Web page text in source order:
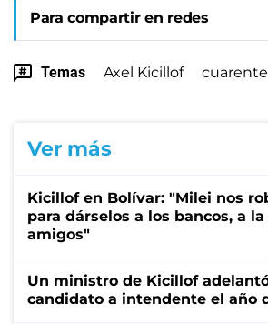
Para compartir en redes
Temas Axel Kicillof
Ver más
Kicillof en Bolívar: "Milei nos
para dárselos a los bancos, a
amigos"
Un ministro de Kicillof
candidato a intendente el año